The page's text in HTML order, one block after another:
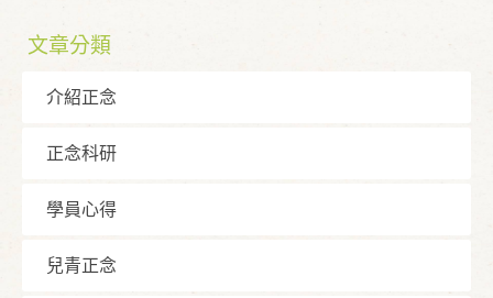
文章分類
介紹正念
正念科研
學員⼼得
兒青正念